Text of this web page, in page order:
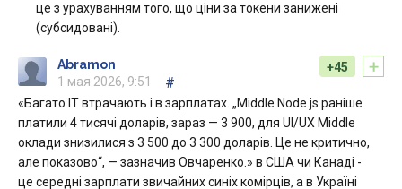
це з урахуванням того, що ціни за токени занижені
(субсидовані).
+
+45
Abramon
1 мая 2026, 9:51
#
«Багато IT втрачають і в зарплатах. „Middle Node.js раніше
платили 4 тисячі доларів, зараз — 3 900, для UI/UX Middle
оклади знизилися з 3 500 до 3 300 доларів. Це не критично,
але показово“, — зазначив Овчаренко.» в США чи Канаді -
це середні зарплати звичайних синіх комірців, а в Україні